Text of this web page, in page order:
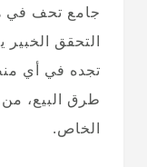
جامع تحف في
التحقق
تجده في أي
طرق البيع، من
الخاص.